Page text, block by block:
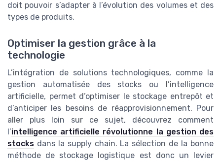
doit pouvoir s’adapter à l’évolution des volumes et des
types de produits.
Optimiser la gestion grâce à la
technologie
L’intégration de solutions technologiques, comme la
gestion automatisée des stocks ou l’intelligence
artificielle, permet d’optimiser le stockage entrepôt et
d’anticiper les besoins de réapprovisionnement. Pour
aller plus loin sur ce sujet, découvrez comment
l’intelligence artificielle révolutionne la gestion des
stocks dans la supply chain. La sélection de la bonne
méthode de stockage logistique est donc un levier